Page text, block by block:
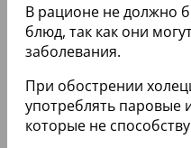
В рационе не должно
блюд, так как они
заболевания.
При обострении
употреблять паровые
которые не